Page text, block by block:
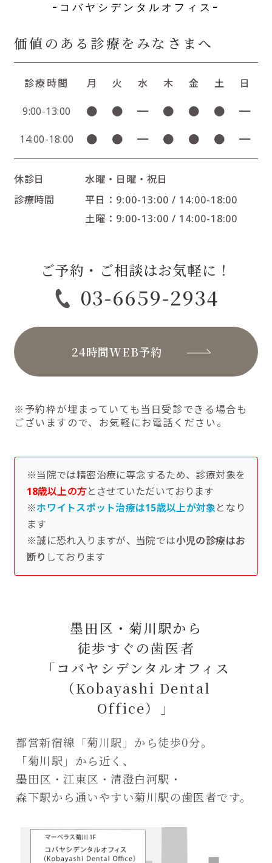
-コバヤシデンタルオフィス-
価値のある診療をみなさまへ
診療時間 月 火 水 木 金 土 日
9:00-13:00 ● ● ━ ● ● ● ━
14:00-18:00 ● ● ━ ● ● ● ━
休診日
水曜・日曜・祝日
診療時間
平日：9:00-13:00 / 14:00-18:00
土曜：9:00-13:00 / 14:00-18:00
ご予約・ご相談はお気軽に！
03-6659-2934
24時間WEB予約
※予約枠が埋まっていても当日受診できる場合も
ございますので、お気軽にお電話ください。
※当院では精密治療に専念するため、診療対象を
18歳以上の方とさせていただいております
※ホワイトスポット治療は15歳以上が対象となり
ます
※誠に恐れ入りますが、当院では小児の診療はお
断り しております
墨田区・菊川駅から
徒歩すぐの歯医者
「コバヤシデンタルオフィス
（Kobayashi Dental
Office）」
都営新宿線「菊川駅」から徒歩0分。
「菊川駅」から近く、
墨田区・江東区・清澄白河駅・
森下駅から通いやすい菊川駅の歯医者です。